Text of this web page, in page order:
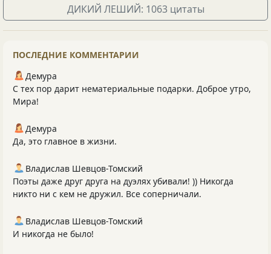
ДИКИЙ ЛЕШИЙ: 1063 цитаты
ПОСЛЕДНИЕ КОММЕНТАРИИ
Демура
С тех пор дарит нематериальные подарки. Доброе утро,
Мира!
Демура
Да, это главное в жизни.
Владислав Шевцов-Томский
Поэты даже друг друга на дуэлях убивали! )) Никогда
никто ни с кем не дружил. Все соперничали.
Владислав Шевцов-Томский
И никогда не было!